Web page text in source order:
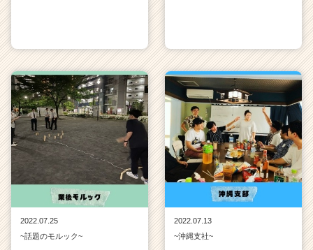
2022.07.25
~話題のモルック~
2022.07.13
~沖縄支社~